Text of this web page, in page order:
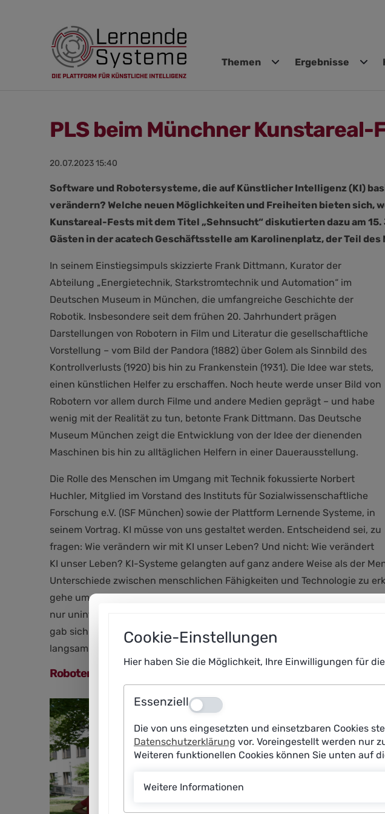
Navigation
Themen Ergebnisse
PLS beim Münchner Kunstareal-
20.07.2023 15:40
Software und Robotersysteme, die auf Künstlicher Intelligenz (KI)
verändern? Welche neuen Möglichkeiten und Freiheiten bieten
Kunstareal-Fests mit dem Titel „Sehnsucht“ diskutierten dazu am
Gästen in der acatech Geschäftsstelle am Karolinenplatz, der Teil
In seinem Einstiegsimpuls skizzierte Frank Dittmann, Kurator der
Abteilung „Energietechnik, Starkstromtechnik und Automation“ im
Deutschen Museum in München, die umfangreiche Geschichte der
Robotik. Insbesondere seit dem frühen 20. Jahrhundert prägen
Darstellungen von Robotern in Film und Literatur die gesellschaftliche
Vorstellung – vom Bild der Pandora (1882) über Golem als Sinnbild des
Kontrollverlusts (1920) bis hin zu Frankenstein (1931). Die Idee war stets,
einen künstlichen Helfer zu erschaffen. Noch heute werde unser Bild von
Robotern vor allem durch Filme und andere Medien geprägt – und habe
wenig mit der Realität zu tun, betonte Frank Dittmann. Das Deutsche
Museum München zeigt die Entwicklung von der Idee der dienenden
Maschinen bis hin zu alltäglichen Helfern in einer Dauerausstellung.
Die Rolle des Menschen im Umgang mit Technik fokussierte Norbert
Huchler, Mitglied im Vorstand des Instituts für Sozialwissenschaftliche
Forschung e.V. (ISF München) sowie der Plattform Lernende Systeme, in
seinem Vortrag. KI müsse von uns gestaltet werden. Entscheidend sei, zu
fragen: Wie verändern wir mit KI unser Leben? Und nicht: Wie verändert
KI unser Leben? KI-Systeme gelangten auf ganz andere Weise als der
Unterschiede zwischen menschlichen Fähigkeiten und Technologie zu
gehe um eine sinnvolle Aufteilung von Rollen und nicht um einen
nur uninteressante und belastende Aufgaben abnehmen, sondern
gab sich Norbert Huchler dennoch optimistisch: Gesellschaften seien
langsam absorbiert, so dass sie sich den Bedürfnissen der Menschen
Roboter und KI-Systeme als nützliche Assistenten
Cookie-Einstellungen
Hier haben Sie die Möglichkeit, Ihre Einwilligungen für
Essenziell Aus
Die von uns eingesetzten und einsetzbaren Cookies
Datenschutzerklärung vor. Voreingestellt werden nur
Weiteren funktionellen Cookies können Sie unten auf
Weitere Informationen